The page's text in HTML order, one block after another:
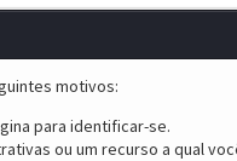
motivos:
para identificar-se.
ou um recurso a qual